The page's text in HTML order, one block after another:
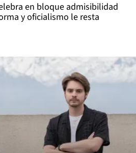
en bloque admisibilidad
y oficialismo le resta